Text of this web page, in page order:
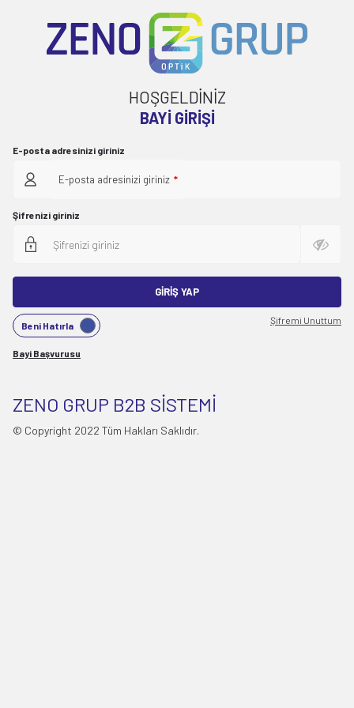
HOŞGELDİNİZ
BAYI GIRIŞI
E-posta adresinizi giriniz
E-posta adresinizi giriniz *
Şifrenizi giriniz
GIRIŞ YAP
Beni Hatırla Şifremi Unuttum
Bayi Başvurusu
ZENO GRUP B2B SİSTEMİ
© Copyright 2022 Tüm Hakları Saklıdır.